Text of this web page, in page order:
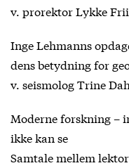
v. prorektor Lykke
Inge Lehmanns
dens betydning for
v. seismolog Trine
Moderne forskning –
ikke kan se
Samtale mellem